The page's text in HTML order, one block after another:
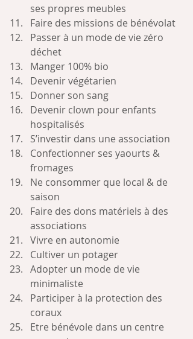
ses propres meubles
Faire des missions de bénévolat
Passer à un mode de vie zéro
déchet
Manger 100% bio
Devenir végétarien
Donner son sang
Devenir clown pour enfants
hospitalisés
S’investir dans une association
Confectionner ses yaourts &
fromages
Ne consommer que local & de
saison
Faire des dons matériels à des
associations
Vivre en autonomie
Cultiver un potager
Adopter un mode de vie
minimaliste
Participer à la protection des
coraux
Etre bénévole dans un centre